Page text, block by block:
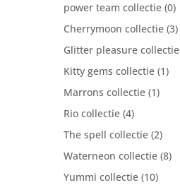
power team collectie (0)
Cherrymoon collectie (3)
Glitter pleasure collectie
Kitty gems collectie (1)
Marrons collectie (1)
Rio collectie (4)
The spell collectie (2)
Waterneon collectie (8)
Yummi collectie (10)